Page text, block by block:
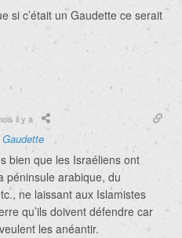
si c’était un Gaudette ce serait
il y a
bien que les Israéliens ont
péninsule arabique, du
ne laissant aux Islamistes
qu’ils doivent défendre car
les anéantir.